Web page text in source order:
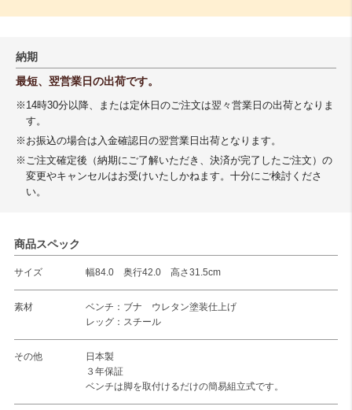
納期
最短、翌営業日の出荷です。
※14時30分以降、または定休日のご注文は翌々営業日の出荷となりま
す。
※お振込の場合は入金確認日の翌営業日出荷となります。
※ご注文確定後（納期にご了解いただき、決済が完了したご注文）の
変更やキャンセルはお受けいたしかねます。十分にご検討くださ
い。
商品スペック
サイズ 幅84.0 奥行42.0 高さ31.5cm
素材
ベンチ：ブナ ウレタン塗装仕上げ
レッグ：スチール
その他
日本製
３年保証
ベンチは脚を取付けるだけの簡易組立式です。